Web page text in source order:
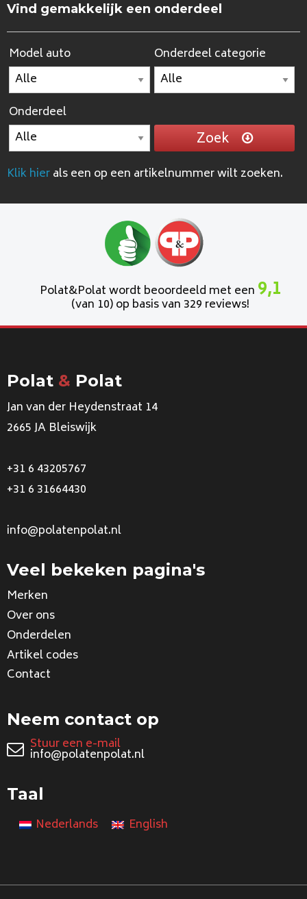
Vind gemakkelijk een onderdeel
Model auto Onderdeel categorie
Onderdeel
Zoek
Klik hierals een op een artikelnummer wilt zoeken.
Polat&Polat wordt beoordeeld met een 9,1
(van 10) op basis van 329 reviews!
Polat & Polat
Jan van der Heydenstraat 14
2665 JA Bleiswijk
+31 6 43205767
+31 6 31664430
info@polatenpolat.nl
Veel bekeken pagina's
Merken
Over ons
Onderdelen
Artikel codes
Contact
Neem contact op
Stuur een e-mail
info@polatenpolat.nl
Taal
Nederlands English